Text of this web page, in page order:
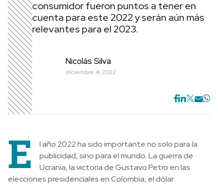
consumidor fueron puntos a tener en
cuenta para este 2022 y serán aún más
relevantes para el 2023.
Nicolás Silva
diciembre 4, 2022
E
l año 2022 ha sido importante no solo para la
publicidad, sino para el mundo. La guerra de
Ucrania, la victoria de Gustavo Petro en las
elecciones presidenciales en Colombia, el dólar